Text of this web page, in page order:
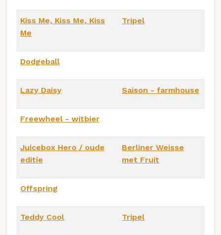
Kiss Me, Kiss Me, Kiss
Me
Tripel
Dodgeball
Lazy Daisy Saison - farmhouse
Freewheel - witbier
Juicebox Hero / oude
editie
Berliner Weisse
met Fruit
Offspring
Teddy Cool Tripel